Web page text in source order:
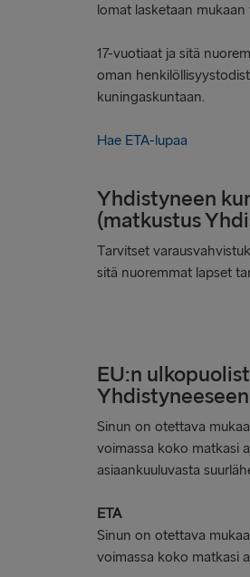
lomat lasketaan
17-vuotiaat ja sitä
oman
kuningaskuntaan.
Hae ETA-lupaa
Yhdistyneen
(matkustus
Tarvitset
sitä nuoremmat lapset
EU:n
Sinun on otettava
voimassa koko matkasi
asiaankuuluvasta
ETA
Sinun on otettava
voimassa koko matkasi